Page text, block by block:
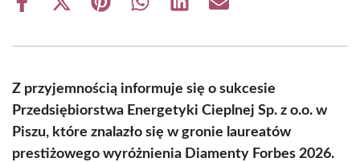
Share
Share
(Twitter)
Share Share Share Share
Z przyjemnością informuje się o sukcesie
Przedsiębiorstwa Energetyki Cieplnej Sp. z o.o. w
Piszu, które znalazło się w gronie laureatów
prestiżowego wyróżnienia Diamenty Forbes 2026.